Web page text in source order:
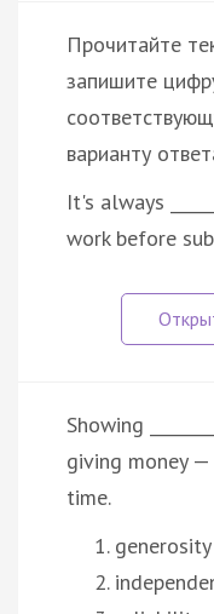
Прочитайте
запишите
варианту
It's always
work before
Showing
giving money
time.
generosity